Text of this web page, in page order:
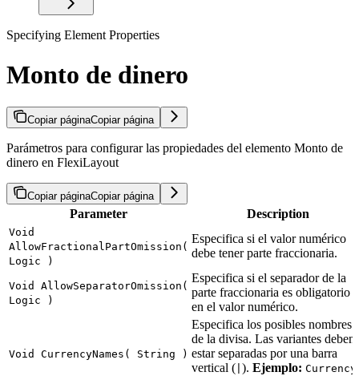
Specifying Element Properties
Monto de dinero
Copiar páginaCopiar página
Parámetros para configurar las propiedades del elemento Monto de
dinero en FlexiLayout
Copiar páginaCopiar página
Parameter Description
Void
AllowFractionalPartOmission(
Logic )
Especifica si el valor numérico
debe tener parte fraccionaria.
Void AllowSeparatorOmission(
Logic )
Especifica si el separador de la
parte fraccionaria es obligatorio
en el valor numérico.
Void CurrencyNames( String )
Especifica los posibles nombres
de la divisa. Las variantes deben
estar separadas por una barra
vertical ( ). Ejemplo: